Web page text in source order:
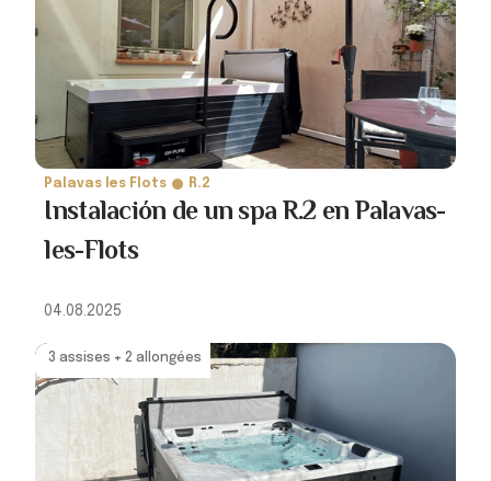
Palavas les Flots R.2
Instalación de un spa R.2 en Palavas-
les-Flots
04.08.2025
3 assises + 2 allongées